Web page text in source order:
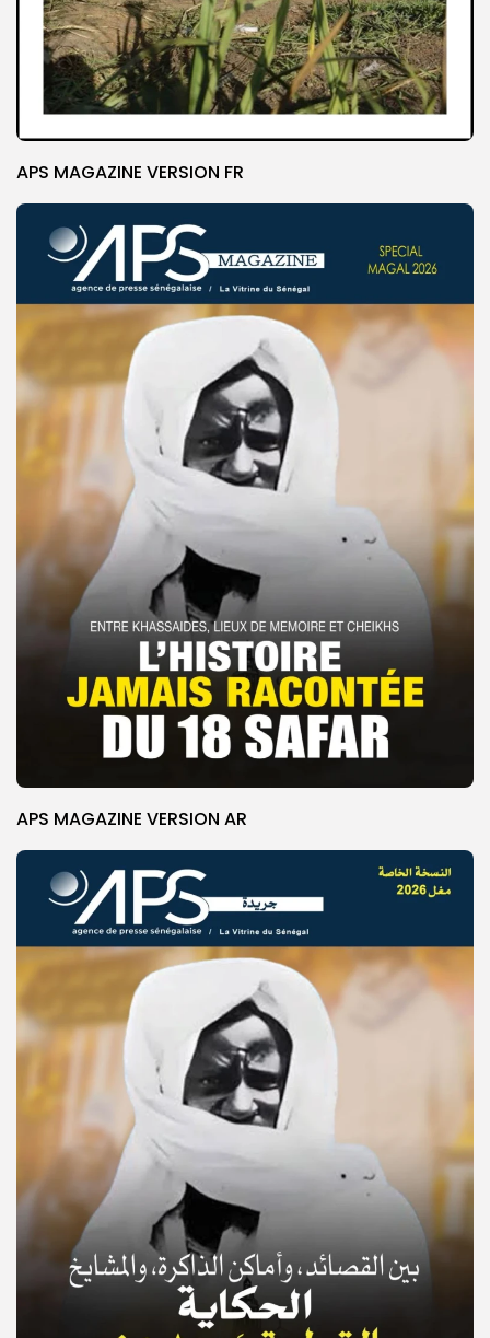
© Copyright 2025, APS
APS MAGAZINE VERSION FR
APS MAGAZINE VERSION AR